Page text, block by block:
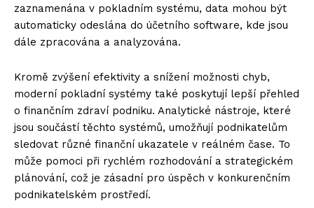
zaznamenána v pokladním systému, data mohou být
automaticky odeslána do účetního software, kde jsou
dále zpracována a analyzována.
Kromě zvýšení efektivity a snížení možnosti chyb,
moderní pokladní systémy také poskytují lepší přehled
o finančním zdraví podniku. Analytické nástroje, které
jsou součástí těchto systémů, umožňují podnikatelům
sledovat různé finanční ukazatele v reálném čase. To
může pomoci při rychlém rozhodování a strategickém
plánování, což je zásadní pro úspěch v konkurenčním
podnikatelském prostředí.